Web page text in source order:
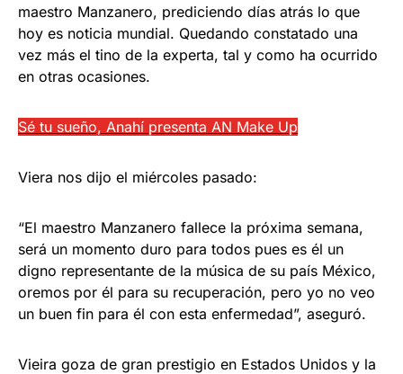
maestro Manzanero, prediciendo días atrás lo que
hoy es noticia mundial. Quedando constatado una
vez más el tino de la experta, tal y como ha ocurrido
en otras ocasiones.
Sé tu sueño, Anahí presenta AN Make Up
Viera nos dijo el miércoles pasado:
“El maestro Manzanero fallece la próxima semana,
será un momento duro para todos pues es él un
digno representante de la música de su país México,
oremos por él para su recuperación, pero yo no veo
un buen fin para él con esta enfermedad”, aseguró.
Vieira goza de gran prestigio en Estados Unidos y la